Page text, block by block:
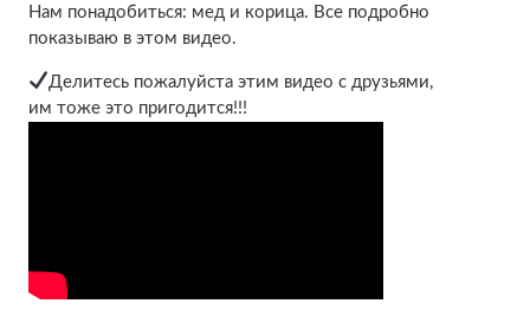
Нам понадобиться: мед и корица. Все подробно
показываю в этом видео.
Делитесь пожалуйста этим видео с друзьями,
им тоже это пригодится!!!